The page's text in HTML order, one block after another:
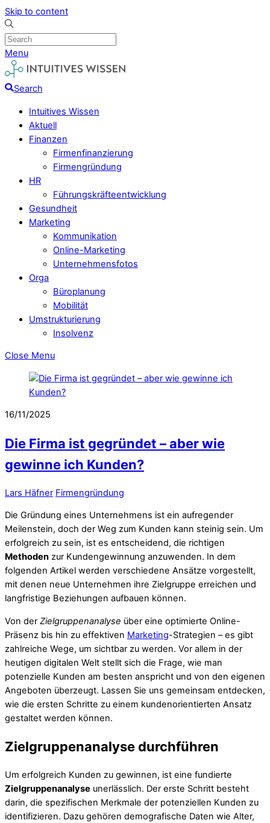
Skip to content
Menu
Search
Intuitives Wissen
Aktuell
Finanzen
Firmenfinanzierung
Firmengründung
HR
Führungskräfteentwicklung
Gesundheit
Marketing
Kommunikation
Online-Marketing
Unternehmensfotos
Orga
Büroplanung
Mobilität
Umstrukturierung
Insolvenz
Close Menu
16/11/2025
Die Firma ist gegründet – aber wie
gewinne ich Kunden?
Lars Häfner Firmengründung
Die Gründung eines Unternehmens ist ein aufregender
Meilenstein, doch der Weg zum Kunden kann steinig sein. Um
erfolgreich zu sein, ist es entscheidend, die richtigen
Methoden zur Kundengewinnung anzuwenden. In dem
folgenden Artikel werden verschiedene Ansätze vorgestellt,
mit denen neue Unternehmen ihre Zielgruppe erreichen und
langfristige Beziehungen aufbauen können.
Von der Zielgruppenanalyse über eine optimierte Online-
Präsenz bis hin zu effektiven Marketing-Strategien – es gibt
zahlreiche Wege, um sichtbar zu werden. Vor allem in der
heutigen digitalen Welt stellt sich die Frage, wie man
potenzielle Kunden am besten anspricht und von den eigenen
Angeboten überzeugt. Lassen Sie uns gemeinsam entdecken,
wie die ersten Schritte zu einem kundenorientierten Ansatz
gestaltet werden können.
Zielgruppenanalyse durchführen
Um erfolgreich Kunden zu gewinnen, ist eine fundierte
Zielgruppenanalyse unerlässlich. Der erste Schritt besteht
darin, die spezifischen Merkmale der potenziellen Kunden zu
identifizieren. Dazu gehören demografische Daten wie Alter,